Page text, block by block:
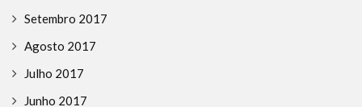
Setembro 2017
Agosto 2017
Julho 2017
Junho 2017